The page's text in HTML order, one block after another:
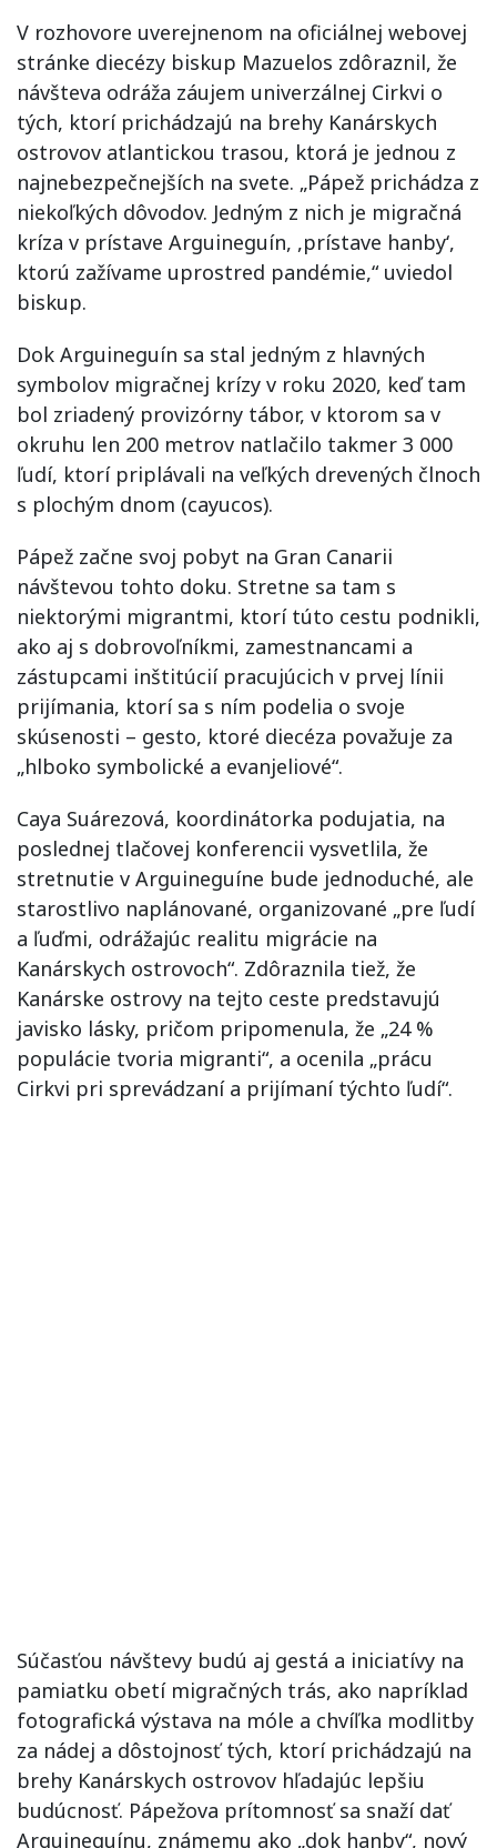
V rozhovore uverejnenom na oficiálnej webovej
stránke diecézy biskup Mazuelos zdôraznil, že
návšteva odráža záujem univerzálnej Cirkvi o
tých, ktorí prichádzajú na brehy Kanárskych
ostrovov atlantickou trasou, ktorá je jednou z
najnebezpečnejších na svete. „Pápež prichádza z
niekoľkých dôvodov. Jedným z nich je migračná
kríza v prístave Arguineguín, ,prístave hanby‘,
ktorú zažívame uprostred pandémie,“ uviedol
biskup.
Dok Arguineguín sa stal jedným z hlavných
symbolov migračnej krízy v roku 2020, keď tam
bol zriadený provizórny tábor, v ktorom sa v
okruhu len 200 metrov natlačilo takmer 3 000
ľudí, ktorí priplávali na veľkých drevených člnoch
s plochým dnom (cayucos).
Pápež začne svoj pobyt na Gran Canarii
návštevou tohto doku. Stretne sa tam s
niektorými migrantmi, ktorí túto cestu podnikli,
ako aj s dobrovoľníkmi, zamestnancami a
zástupcami inštitúcií pracujúcich v prvej línii
prijímania, ktorí sa s ním podelia o svoje
skúsenosti – gesto, ktoré diecéza považuje za
„hlboko symbolické a evanjeliové“.
Caya Suárezová, koordinátorka podujatia, na
poslednej tlačovej konferencii vysvetlila, že
stretnutie v Arguineguíne bude jednoduché, ale
starostlivo naplánované, organizované „pre ľudí
a ľuďmi, odrážajúc realitu migrácie na
Kanárskych ostrovoch“. Zdôraznila tiež, že
Kanárske ostrovy na tejto ceste predstavujú
javisko lásky, pričom pripomenula, že „24 %
populácie tvoria migranti“, a ocenila „prácu
Cirkvi pri sprevádzaní a prijímaní týchto ľudí“.
Súčasťou návštevy budú aj gestá a iniciatívy na
pamiatku obetí migračných trás, ako napríklad
fotografická výstava na móle a chvíľka modlitby
za nádej a dôstojnosť tých, ktorí prichádzajú na
brehy Kanárskych ostrovov hľadajúc lepšiu
budúcnosť. Pápežova prítomnosť sa snaží dať
Arguineguínu, známemu ako „dok hanby“, nový